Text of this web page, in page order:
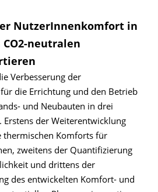
NutzerInnenkomfort in
neutralen
Verbesserung der
die Errichtung und den Betrieb
und Neubauten in drei
Erstens der Weiterentwicklung
thermischen Komforts für
zweitens der Quantifizierung
und drittens der
des entwickelten Komfort- und